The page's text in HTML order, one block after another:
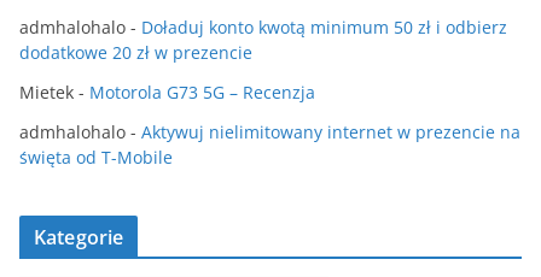
admhalohalo - Doładuj konto kwotą minimum 50 zł i odbierz
dodatkowe 20 zł w prezencie
Mietek - Motorola G73 5G – Recenzja
admhalohalo - Aktywuj nielimitowany internet w prezencie na
święta od T-Mobile
Kategorie